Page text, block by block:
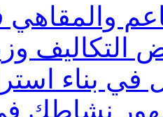
بناء
نشاطك